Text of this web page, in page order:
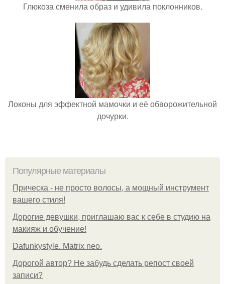
Глюкоза сменила образ и удивила поклонников.
Локоны для эффектной мамочки и её обворожительной
дочурки.
Популярные материалы
Прическа - не просто волосы, а мощный инструмент
вашего стиля!
Дорогие девушки, приглашаю вас к себе в студию на
макияж и обучение!
Dafunkystyle. Matrix neo.
Дорогой автор? Не забудь сделать репост своей
записи?